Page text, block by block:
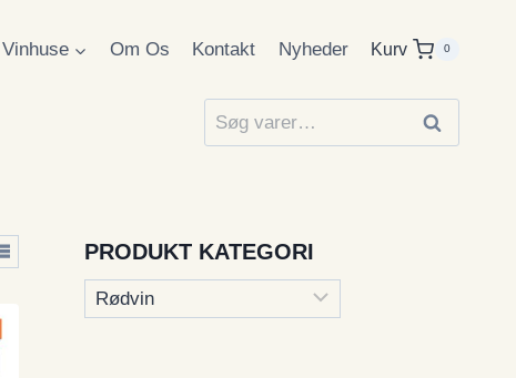
Vinhuse Om Os Kontakt Nyheder Kurv 0
Søg
efter:
Søg
PRODUKT KATEGORI